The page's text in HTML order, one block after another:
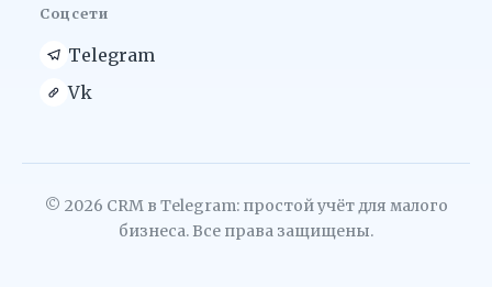
Соцсети
Telegram
Vk
© 2026 CRM в Telegram: простой учёт для малого
бизнеса. Все права защищены.